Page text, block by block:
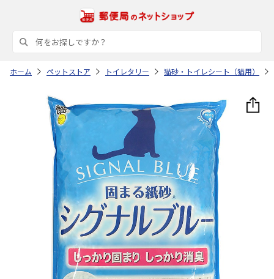
ホーム ペットストア トイレタリー 猫砂・トイレシート（猫用）